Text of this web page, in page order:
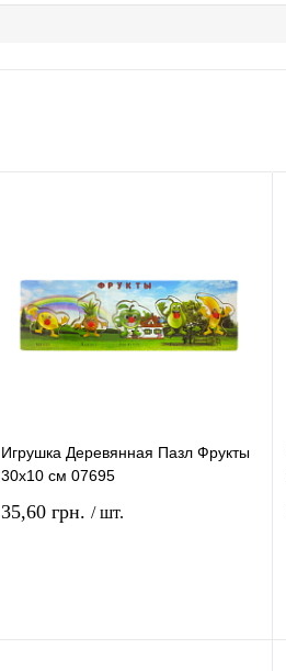
Игрушка Деревянная Пазл Фрукты
30х10 см 07695
35,60 грн. / шт.